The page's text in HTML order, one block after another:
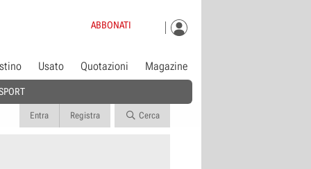
ABBONATI
Usato Quotazioni Magazine
Entra Registra Cerca